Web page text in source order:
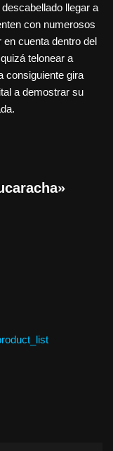
llegar a
con numerosos
cuenta dentro del
telonear a
consiguiente gira
a demostrar su